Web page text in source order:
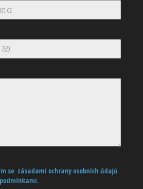
se zásadami ochrany osobních údajů